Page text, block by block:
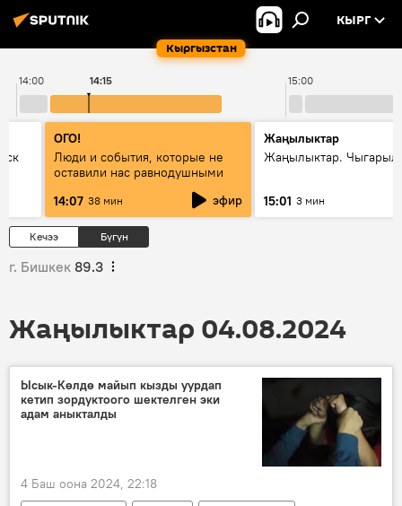
Кыргызстан
КЫРГ
14:00 15:00
14:15
ОГО!
Люди и события, которые не
оставили нас равнодушными
14:07 38 мин эфир
Жаңылыктар
Жаңылыктар.
15:01 3 мин
Кечээ Бүгүн
г. Бишкек 89.3
Жаңылыктар 04.08.2024
Ысык-Көлдө майып кызды уурдап
кетип зордуктоого шектелген эки
адам аныкталды
4 Баш оона 2024, 22:18